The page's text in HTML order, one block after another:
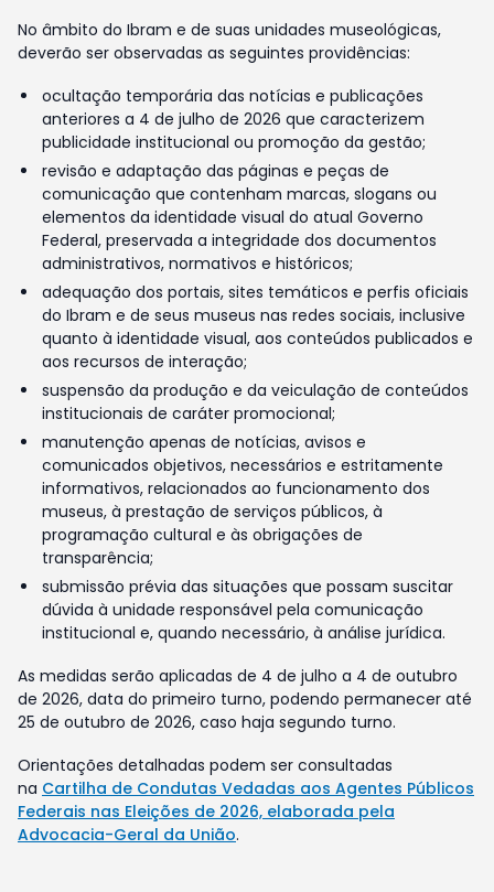
No âmbito do Ibram e de suas unidades museológicas,
deverão ser observadas as seguintes providências:
ocultação temporária das notícias e publicações
anteriores a 4 de julho de 2026 que caracterizem
publicidade institucional ou promoção da gestão;
revisão e adaptação das páginas e peças de
comunicação que contenham marcas, slogans ou
elementos da identidade visual do atual Governo
Federal, preservada a integridade dos documentos
administrativos, normativos e históricos;
adequação dos portais, sites temáticos e perfis oficiais
do Ibram e de seus museus nas redes sociais, inclusive
quanto à identidade visual, aos conteúdos publicados e
aos recursos de interação;
suspensão da produção e da veiculação de conteúdos
institucionais de caráter promocional;
manutenção apenas de notícias, avisos e
comunicados objetivos, necessários e estritamente
informativos, relacionados ao funcionamento dos
museus, à prestação de serviços públicos, à
programação cultural e às obrigações de
transparência;
submissão prévia das situações que possam suscitar
dúvida à unidade responsável pela comunicação
institucional e, quando necessário, à análise jurídica.
As medidas serão aplicadas de 4 de julho a 4 de outubro
de 2026, data do primeiro turno, podendo permanecer até
25 de outubro de 2026, caso haja segundo turno.
Orientações detalhadas podem ser consultadas
na Cartilha de Condutas Vedadas aos Agentes Públicos
Federais nas Eleições de 2026, elaborada pela
Advocacia-Geral da União.